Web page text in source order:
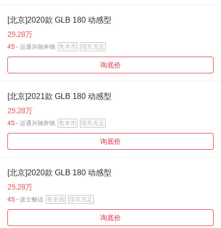
[北京]2020款 GLB 180 动感型
29.28万
4S - 运通兴驰奔驰 售本市 现车充足
询底价
[北京]2021款 GLB 180 动感型
29.28万
4S - 运通兴驰奔驰 售本市 现车充足
询底价
[北京]2020款 GLB 180 动感型
29.28万
4S - 波士畅达 售全国 现车充足
询底价